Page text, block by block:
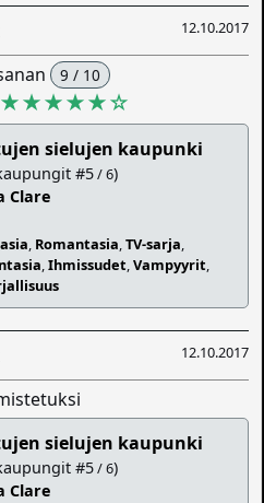
12.10.2017
9 / 10
☆
sielujen kaupunki
#5/ 6)
Clare
, Romantasia,TV-sarja,
,Ihmissudet,Vampyyrit,
12.10.2017
sielujen kaupunki
#5/ 6)
Clare